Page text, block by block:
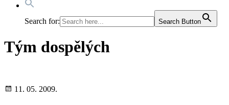
Search for: Search Button
Tým dospělých
11. 05. 2009.